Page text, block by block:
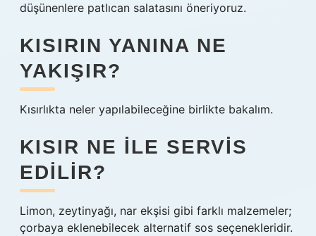
düşünenlere patlıcan salatasını öneriyoruz.
KISIRIN YANINA NE
YAKIŞIR?
Kısırlıkta neler yapılabileceğine birlikte bakalım.
KISIR NE ILE SERVIS
EDILIR?
Limon, zeytinyağı, nar ekşisi gibi farklı malzemeler;
çorbaya eklenebilecek alternatif sos seçenekleridir.